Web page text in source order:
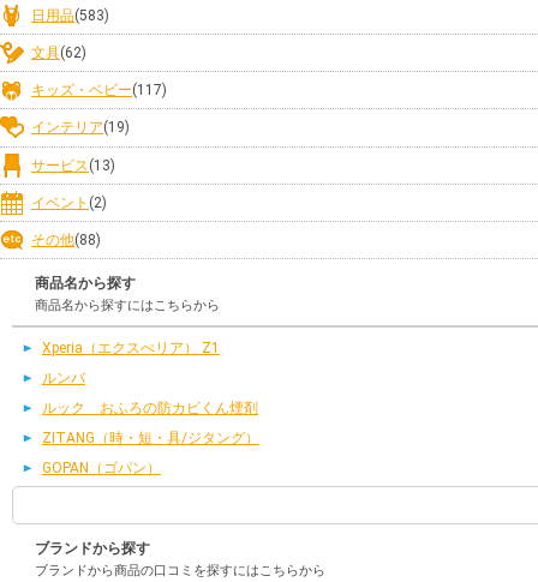
日用品(583)
文具(62)
キッズ・ベビー(117)
インテリア(19)
サービス (13)
イベント (2)
その他(88)
商品名から探す
商品名から探すにはこちらから
Xperia（エクスぺリア） Z1
ルンバ
ルック おふろの防カビくん煙剤
ZITANG（時・短・具/ジタング）
GOPAN（ゴパン）
ブランドから探す
ブランドから商品の口コミを探すにはこちらから